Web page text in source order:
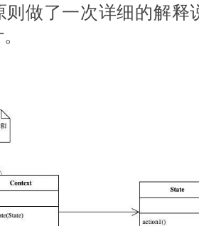
则做了⼀次详细的解释